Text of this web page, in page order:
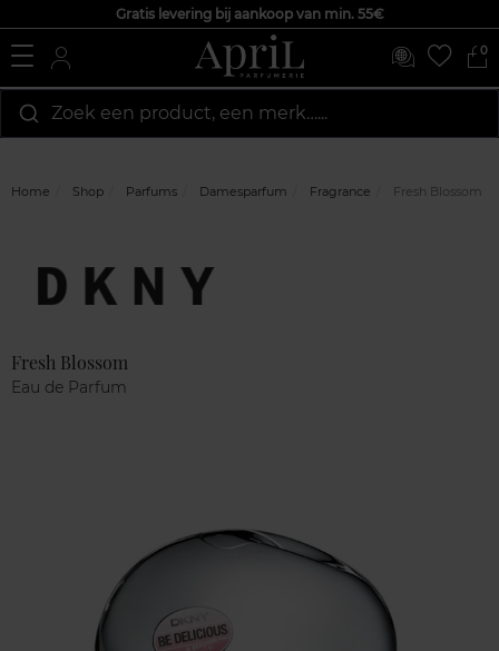
Gratis levering bij aankoop van min. 55€
0
Zoek een product, een merk…...
Home Shop Parfums Damesparfum Fragrance Fresh Blossom
Fresh Blossom
Eau de Parfum